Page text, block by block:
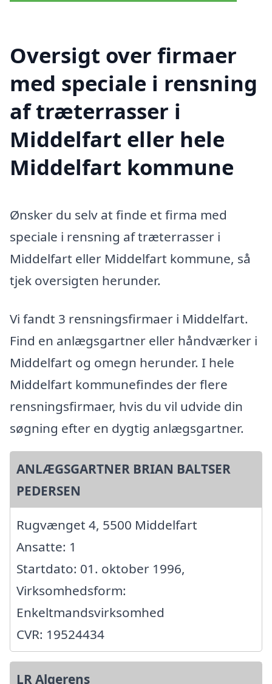
Oversigt over firmaer
med speciale i rensning
af træterrasser i
Middelfart eller hele
Middelfart kommune
Ønsker du selv at finde et firma med
speciale i rensning af træterrasser i
Middelfart eller Middelfart kommune, så
tjek oversigten herunder.
Vi fandt 3 rensningsfirmaer i Middelfart.
Find en anlægsgartner eller håndværker i
Middelfart og omegn herunder. I hele
Middelfart kommunefindes der flere
rensningsfirmaer, hvis du vil udvide din
søgning efter en dygtig anlægsgartner.
ANLÆGSGARTNER BRIAN BALTSER
PEDERSEN
Rugvænget 4, 5500 Middelfart
Ansatte: 1
Startdato: 01. oktober 1996,
Virksomhedsform:
Enkeltmandsvirksomhed
CVR: 19524434
LR Algerens